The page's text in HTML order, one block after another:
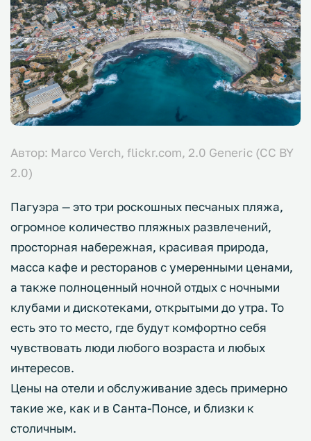
Автор: Marco Verch, flickr.com, 2.0 Generic (CC BY
2.0)
Пагуэра — это три роскошных песчаных пляжа,
огромное количество пляжных развлечений,
просторная набережная, красивая природа,
масса кафе и ресторанов с умеренными ценами,
а также полноценный ночной отдых с ночными
клубами и дискотеками, открытыми до утра. То
есть это то место, где будут комфортно себя
чувствовать люди любого возраста и любых
интересов.
Цены на отели и обслуживание здесь примерно
такие же, как и в Санта-Понсе, и близки к
столичным.